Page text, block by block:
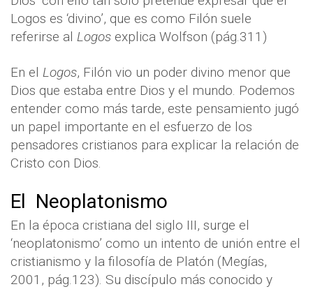
Logos es ‘divino’, que es como Filón suele
referirse al Logos explica Wolfson (pág.311)
En el Logos, Filón vio un poder divino menor que
Dios que estaba entre Dios y el mundo. Podemos
entender como más tarde, este pensamiento jugó
un papel importante en el esfuerzo de los
pensadores cristianos para explicar la relación de
Cristo con Dios.
El Neoplatonismo
En la época cristiana del siglo III, surge el
‘neoplatonismo’ como un intento de unión entre el
cristianismo y la filosofía de Platón (Megías,
2001, pág.123). Su discípulo más conocido y